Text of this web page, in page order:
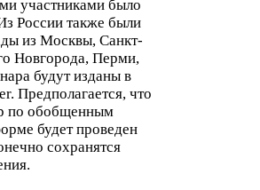
участниками было
России также были
из Москвы, Санкт-​
Новгорода, Перми,
будут изданы в
Предполагается, что
по обобщенным
будет проведен
сохранятся